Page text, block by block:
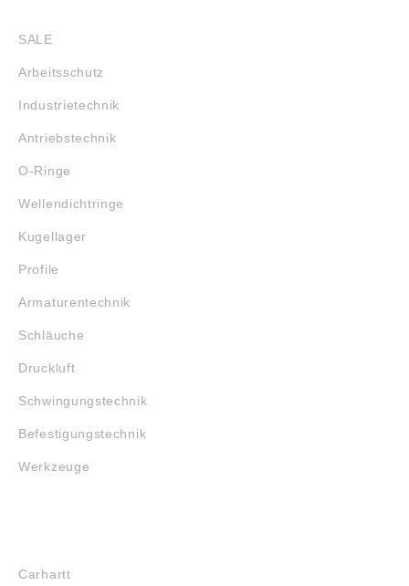
SALE
Arbeitsschutz
Industrietechnik
Antriebstechnik
O-Ringe
Wellendichtringe
Kugellager
Profile
Armaturentechnik
Schläuche
Druckluft
Schwingungstechnik
Befestigungstechnik
Werkzeuge
Carhartt